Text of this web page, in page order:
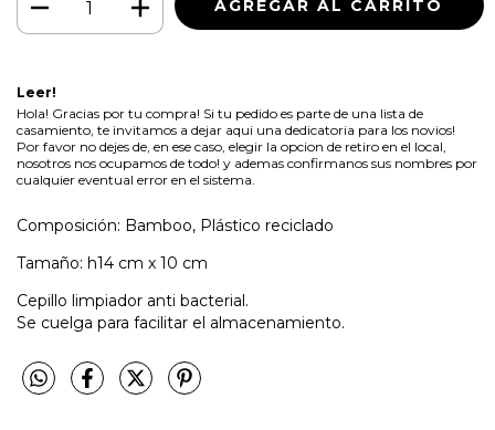
Leer!
Hola! Gracias por tu compra! Si tu pedido es parte de una lista de
casamiento, te invitamos a dejar aqui una dedicatoria para los novios!
Por favor no dejes de, en ese caso, elegir la opcion de retiro en el local,
nosotros nos ocupamos de todo! y ademas confirmanos sus nombres por
cualquier eventual error en el sistema.
Composición: Bamboo, Plástico reciclado
Tamaño: h14 cm x 10 cm
Cepillo limpiador anti bacterial.
Se cuelga para facilitar el almacenamiento.